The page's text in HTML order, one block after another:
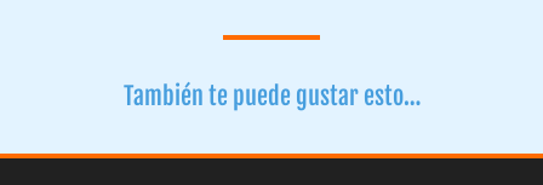
También te puede gustar esto…